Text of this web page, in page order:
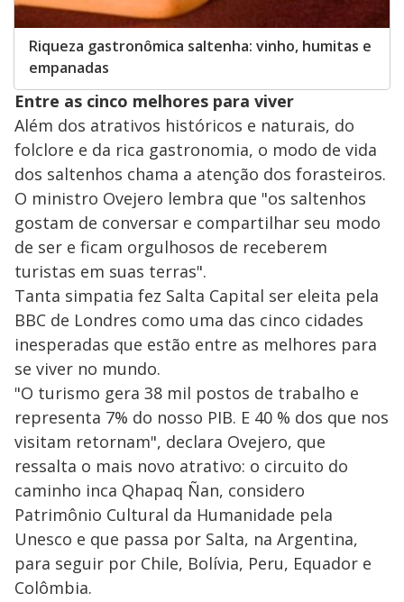
Riqueza gastronômica saltenha: vinho, humitas e
empanadas
Entre as cinco melhores para viver
Além dos atrativos históricos e naturais, do
folclore e da rica gastronomia, o modo de vida
dos saltenhos chama a atenção dos forasteiros.
O ministro Ovejero lembra que "os saltenhos
gostam de conversar e compartilhar seu modo
de ser e ficam orgulhosos de receberem
turistas em suas terras".
Tanta simpatia fez Salta Capital ser eleita pela
BBC de Londres como uma das cinco cidades
inesperadas que estão entre as melhores para
se viver no mundo.
"O turismo gera 38 mil postos de trabalho e
representa 7% do nosso PIB. E 40 % dos que nos
visitam retornam", declara Ovejero, que
ressalta o mais novo atrativo: o circuito do
caminho inca Qhapaq Ñan, considero
Patrimônio Cultural da Humanidade pela
Unesco e que passa por Salta, na Argentina,
para seguir por Chile, Bolívia, Peru, Equador e
Colômbia.